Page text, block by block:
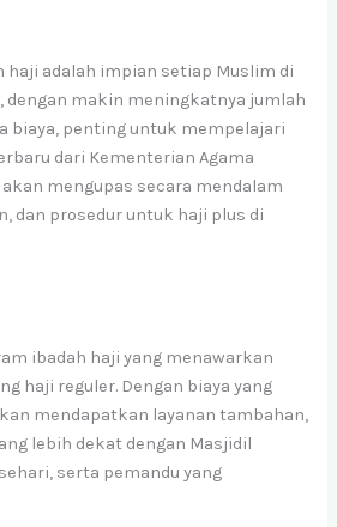
haji adalah impian setiap Muslim di
dengan makin meningkatnya jumlah
biaya, penting untuk mempelajari
dari Kementerian Agama
mengupas secara mendalam
dan prosedur untuk haji plus di
ibadah haji yang menawarkan
haji reguler. Dengan biaya yang
mendapatkan layanan tambahan,
lebih dekat dengan Masjidil
serta pemandu yang